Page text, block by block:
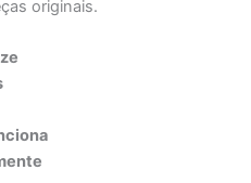
originais.